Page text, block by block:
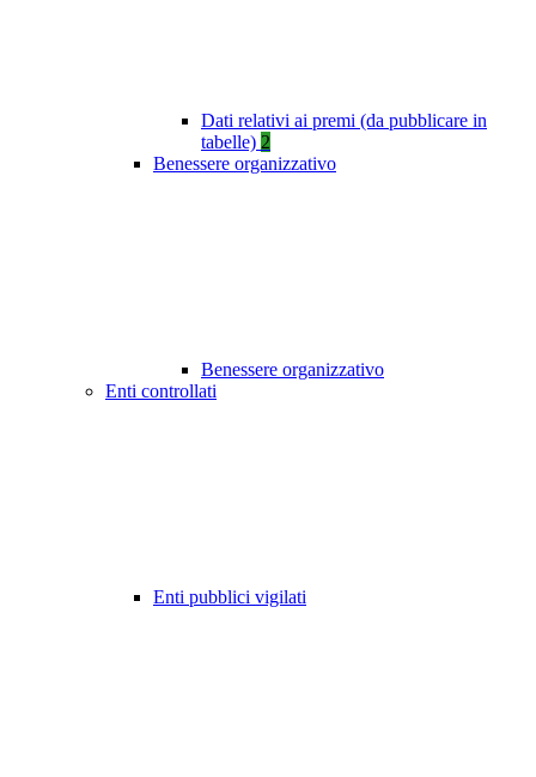
Dati relativi ai premi (da pubblicare in
tabelle) 2
Benessere organizzativo
Benessere organizzativo
Enti controllati
Enti pubblici vigilati